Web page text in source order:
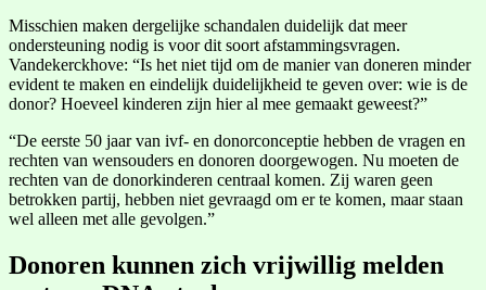
Misschien maken dergelijke schandalen duidelijk dat meer
ondersteuning nodig is voor dit soort afstammingsvragen.
Vandekerckhove: “Is het niet tijd om de manier van doneren minder
evident te maken en eindelijk duidelijkheid te geven over: wie is de
donor? Hoeveel kinderen zijn hier al mee gemaakt geweest?”
“De eerste 50 jaar van ivf- en donorconceptie hebben de vragen en
rechten van wensouders en donoren doorgewogen. Nu moeten de
rechten van de donorkinderen centraal komen. Zij waren geen
betrokken partij, hebben niet gevraagd om er te komen, maar staan
wel alleen met alle gevolgen.”
Donoren kunnen zich vrijwillig melden